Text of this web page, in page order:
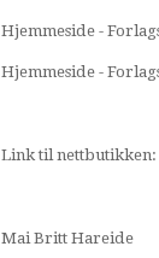
Hjemmeside -
Hjemmeside -
Link til nettbutikken:
Mai Britt Hareide